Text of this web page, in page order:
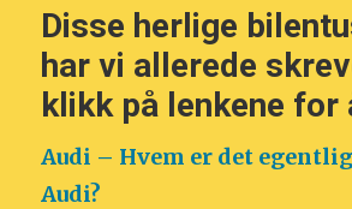
Disse herlige
har vi allerede
klikk på lenkene for
Audi – Hvem er det
Audi?